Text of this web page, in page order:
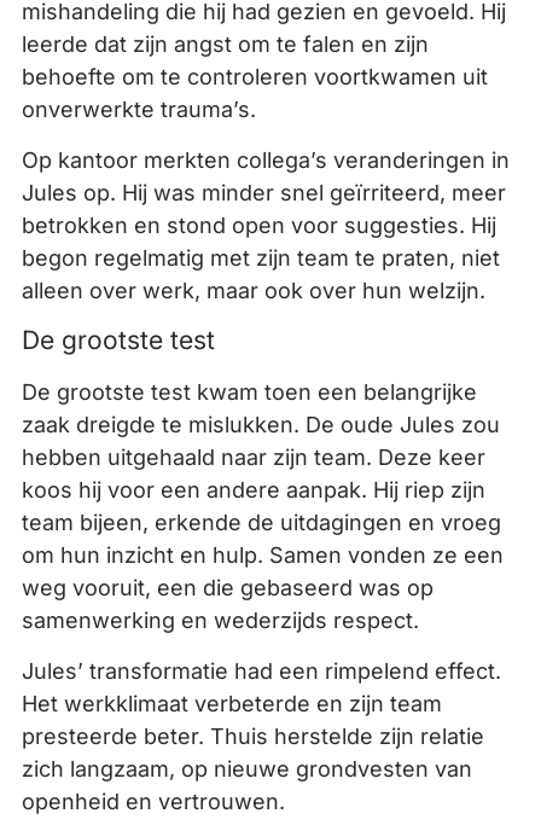
mishandeling die hij had gezien en gevoeld. Hij
leerde dat zijn angst om te falen en zijn
behoefte om te controleren voortkwamen uit
onverwerkte trauma’s.
Op kantoor merkten collega’s veranderingen in
Jules op. Hij was minder snel geïrriteerd, meer
betrokken en stond open voor suggesties. Hij
begon regelmatig met zijn team te praten, niet
alleen over werk, maar ook over hun welzijn.
De grootste test
De grootste test kwam toen een belangrijke
zaak dreigde te mislukken. De oude Jules zou
hebben uitgehaald naar zijn team. Deze keer
koos hij voor een andere aanpak. Hij riep zijn
team bijeen, erkende de uitdagingen en vroeg
om hun inzicht en hulp. Samen vonden ze een
weg vooruit, een die gebaseerd was op
samenwerking en wederzijds respect.
Jules’ transformatie had een rimpelend effect.
Het werkklimaat verbeterde en zijn team
presteerde beter. Thuis herstelde zijn relatie
zich langzaam, op nieuwe grondvesten van
openheid en vertrouwen.